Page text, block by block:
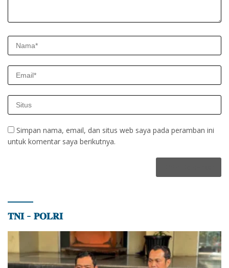
Simpan nama, email, dan situs web saya pada peramban ini
untuk komentar saya berikutnya.
𝐓𝐍𝐈 – 𝐏𝐎𝐋𝐑𝐈